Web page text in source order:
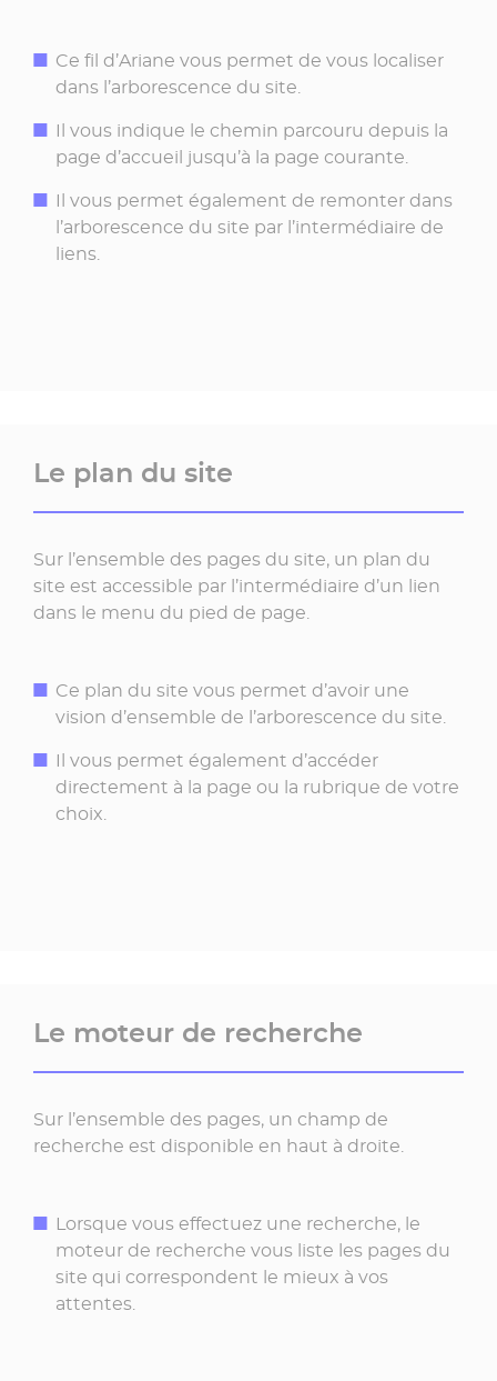
Ce fil d’Ariane vous permet de vous localiser
dans l’arborescence du site.
Il vous indique le chemin parcouru depuis la
page d’accueil jusqu’à la page courante.
Il vous permet également de remonter dans
l’arborescence du site par l’intermédiaire de
liens.
Le plan du site
Sur l’ensemble des pages du site, un plan du
site est accessible par l’intermédiaire d’un lien
dans le menu du pied de page.
Ce plan du site vous permet d’avoir une
vision d’ensemble de l’arborescence du site.
Il vous permet également d’accéder
directement à la page ou la rubrique de votre
choix.
Le moteur de recherche
Sur l’ensemble des pages, un champ de
recherche est disponible en haut à droite.
Lorsque vous effectuez une recherche, le
moteur de recherche vous liste les pages du
site qui correspondent le mieux à vos
attentes.